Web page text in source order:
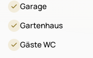
Garage
Gartenhaus
Gäste WC